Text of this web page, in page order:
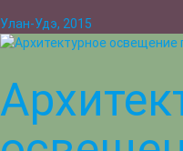
Улан-Удэ, 2015